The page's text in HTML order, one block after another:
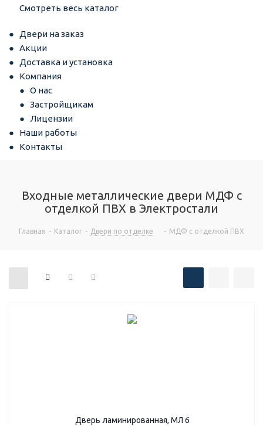
Смотреть весь каталог
Двери на заказ
Акции
Доставка и установка
Компания
О нас
Застройщикам
Лицензии
Наши работы
Контакты
Входные металлические двери МДФ с
отделкой ПВХ в Электростали
Главная - Каталог - Двери по отделке - МДФ с отделкой ПВХ
Дверь ламинированная, МЛ 6